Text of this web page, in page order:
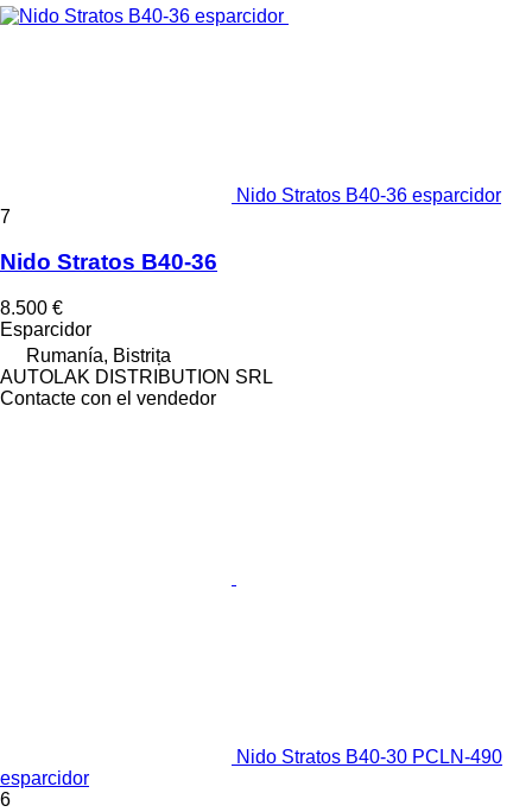
Nido Stratos B40-36 esparcidor
7
Nido Stratos B40-36
8.500 €
Esparcidor
Rumanía, Bistrița
AUTOLAK DISTRIBUTION SRL
Contacte con el vendedor
Nido Stratos B40-30 PCLN-490
esparcidor
6